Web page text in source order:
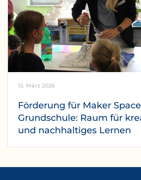
12. März 2026
Förderung für Maker
Grundschule: Raum für
und nachhaltiges Lernen